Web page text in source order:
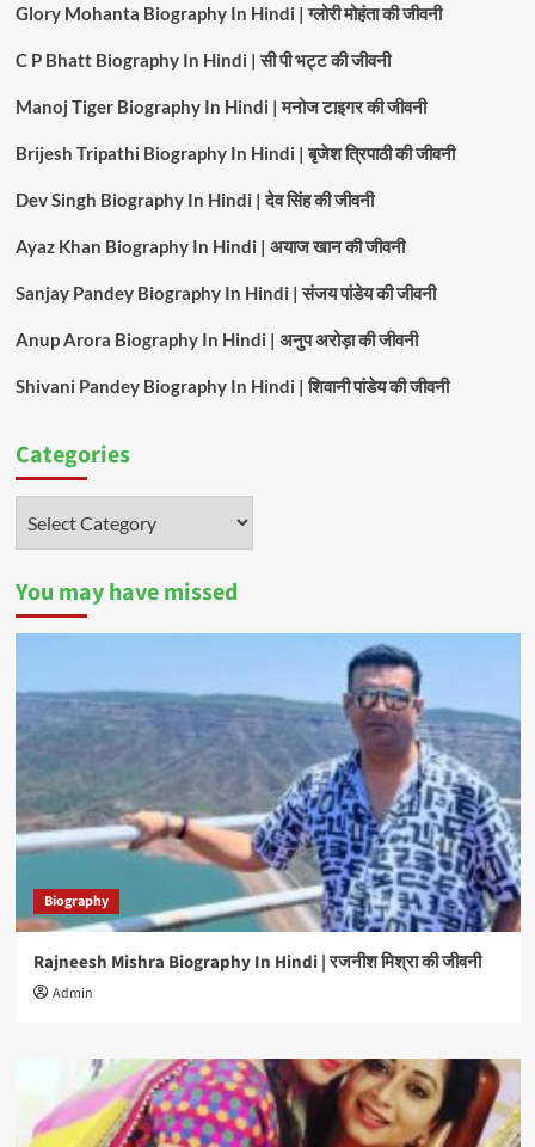
Glory Mohanta Biography In Hindi | ग्लोरी मोहंता की जीवनी
C P Bhatt Biography In Hindi | सी पी भट्ट की जीवनी
Manoj Tiger Biography In Hindi | मनोज टाइगर की जीवनी
Brijesh Tripathi Biography In Hindi | बृजेश त्रिपाठी की जीवनी
Dev Singh Biography In Hindi | देव सिंह की जीवनी
Ayaz Khan Biography In Hindi | अयाज खान की जीवनी
Sanjay Pandey Biography In Hindi | संजय पांडेय की जीवनी
Anup Arora Biography In Hindi | अनुप अरोड़ा की जीवनी
Shivani Pandey Biography In Hindi | शिवानी पांडेय की जीवनी
Categories
You may have missed
Biography
Rajneesh Mishra Biography In Hindi | रजनीश मिश्रा की जीवनी
Admin